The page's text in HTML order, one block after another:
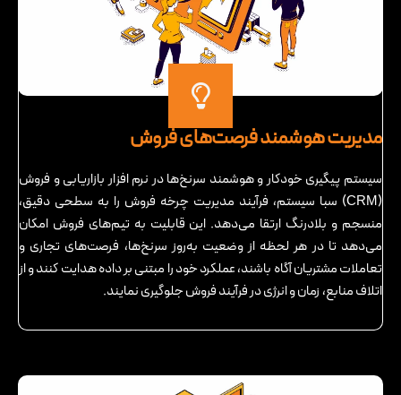
مدیریت هوشمند فرصت‌های فروش
سیستم پیگیری خودکار و هوشمند سرنخ‌ها در نرم افزار بازاریابی و فروش
(CRM) سبا سیستم، فرآیند مدیریت چرخه فروش را به سطحی دقیق،
منسجم و بلادرنگ ارتقا می‌دهد. این قابلیت به تیم‌های فروش امکان
می‌دهد تا در هر لحظه از وضعیت به‌روز سرنخ‌ها، فرصت‌های تجاری و
تعاملات مشتریان آگاه باشند، عملکرد خود را مبتنی بر داده هدایت کنند و از
اتلاف منابع، زمان و انرژی در فرآیند فروش جلوگیری نمایند.